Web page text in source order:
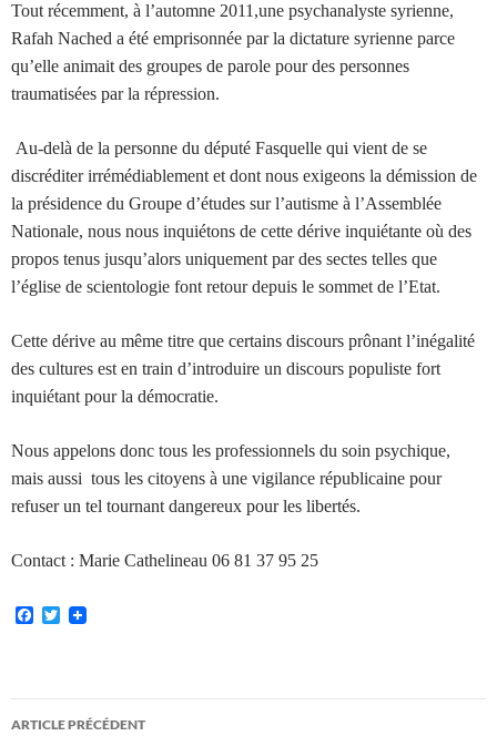
Tout récemment, à l’automne 2011,une psychanalyste syrienne,
Rafah Nached a été emprisonnée par la dictature syrienne parce
qu’elle animait des groupes de parole pour des personnes
traumatisées par la répression.
Au-delà de la personne du député Fasquelle qui vient de se
discréditer irrémédiablement et dont nous exigeons la démission de
la présidence du Groupe d’études sur l’autisme à l’Assemblée
Nationale, nous nous inquiétons de cette dérive inquiétante où des
propos tenus jusqu’alors uniquement par des sectes telles que
l’église de scientologie font retour depuis le sommet de l’Etat.
Cette dérive au même titre que certains discours prônant l’inégalité
des cultures est en train d’introduire un discours populiste fort
inquiétant pour la démocratie.
Nous appelons donc tous les professionnels du soin psychique,
mais aussi tous les citoyens à une vigilance républicaine pour
refuser un tel tournant dangereux pour les libertés.
Contact : Marie Cathelineau 06 81 37 95 25
F
o
o
T
e
r
Navigation
ARTICLE PRÉCÉDENT